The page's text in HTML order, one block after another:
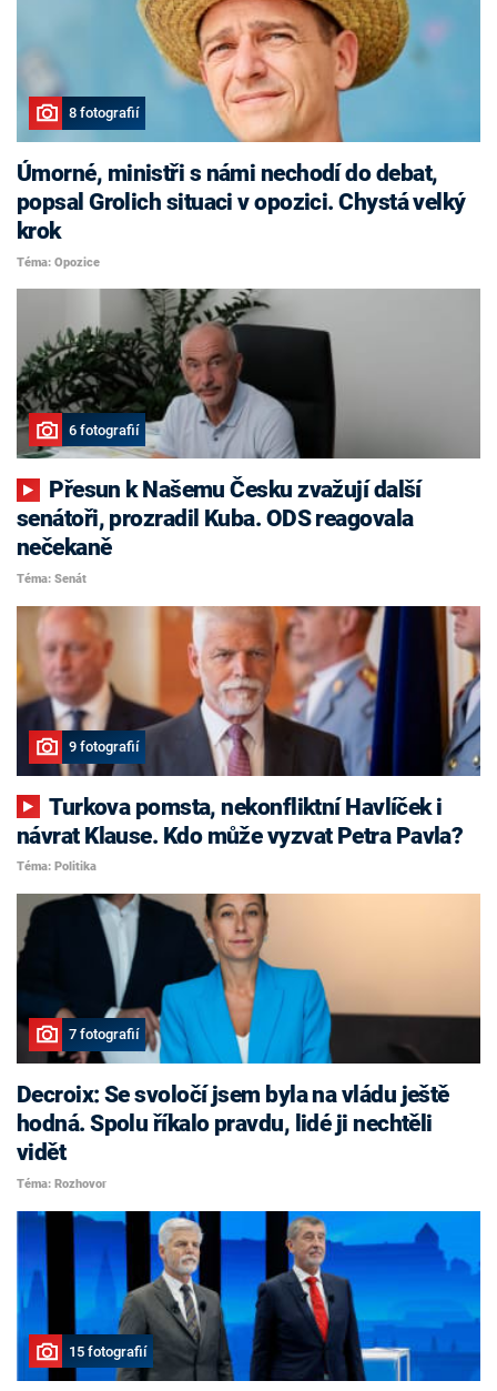
8 fotografií
Úmorné, ministři s námi nechodí do debat,
popsal Grolich situaci v opozici. Chystá velký
krok
Téma: Opozice
6 fotografií
senátoři, prozradil Kuba. ODS reagovala
nečekaně
Téma: Senát
9 fotografií
Turkova pomsta, nekonfliktní Havlíček i
návrat Klause. Kdo může vyzvat Petra Pavla?
Téma: Politika
7 fotografií
Decroix: Se svoločí jsem byla na vládu ještě
hodná. Spolu říkalo pravdu, lidé ji nechtěli
vidět
Téma: Rozhovor
15 fotografií